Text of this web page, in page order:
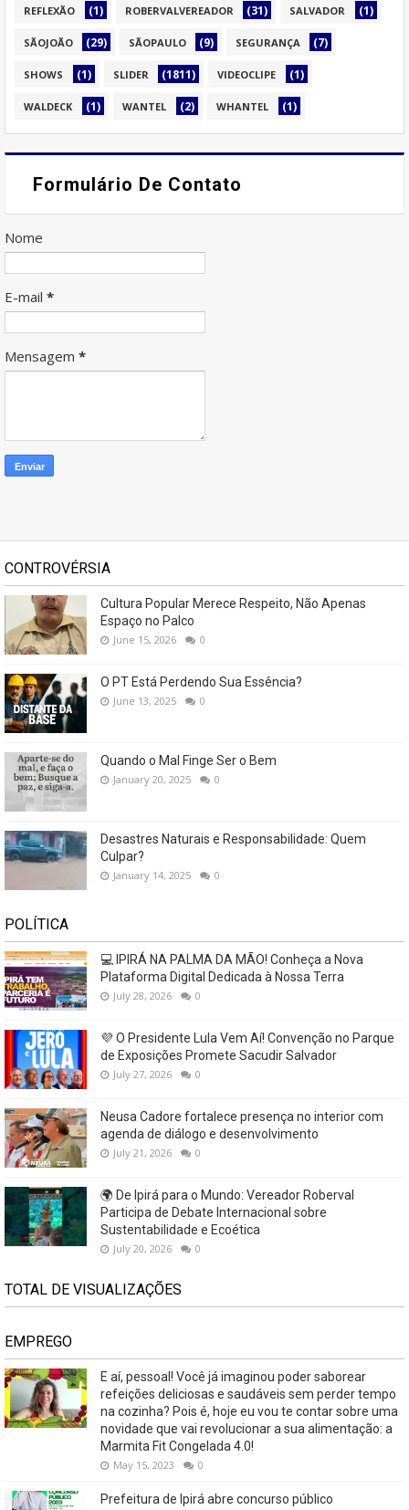
REFLEXÃO (1) ROBERVALVEREADOR (31) SALVADOR (1)
SÃOJOÃO (29) SÃOPAULO (9) SEGURANÇA (7)
SHOWS (1) SLIDER (1811) VIDEOCLIPE (1)
WALDECK (1) WANTEL (2) WHANTEL (1)
Formulário De Contato
Nome
E-mail *
Mensagem *
CONTROVÉRSIA
Cultura Popular Merece Respeito, Não Apenas
Espaço no Palco
June 15, 2026 0
O PT Está Perdendo Sua Essência?
June 13, 2025 0
Quando o Mal Finge Ser o Bem
January 20, 2025 0
Desastres Naturais e Responsabilidade: Quem
Culpar?
January 14, 2025 0
POLÍTICA
💻 IPIRÁ NA PALMA DA MÃO! Conheça a Nova
Plataforma Digital Dedicada à Nossa Terra
July 28, 2026 0
💜 O Presidente Lula Vem Aí! Convenção no Parque
de Exposições Promete Sacudir Salvador
July 27, 2026 0
Neusa Cadore fortalece presença no interior com
agenda de diálogo e desenvolvimento
July 21, 2026 0
🌍 De Ipirá para o Mundo: Vereador Roberval
Participa de Debate Internacional sobre
Sustentabilidade e Ecoética
July 20, 2026 0
TOTAL DE VISUALIZAÇÕES
EMPREGO
E aí, pessoal! Você já imaginou poder saborear
refeições deliciosas e saudáveis ​​sem perder tempo
na cozinha? Pois é, hoje eu vou te contar sobre uma
novidade que vai revolucionar a sua alimentação: a
Marmita Fit Congelada 4.0!
May 15, 2023 0
Prefeitura de Ipirá abre concurso público